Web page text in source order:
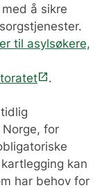
å sikre
til asylsøkere,
open_in_new.
for
kan
har behov for